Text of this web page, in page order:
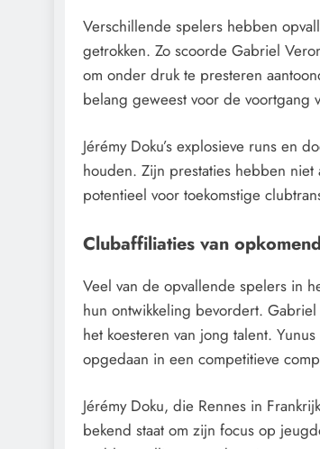
Verschillende spelers hebben
getrokken. Zo scoorde Gabriel
om onder druk te presteren
belang geweest voor de voortgang
Jérémy Doku’s explosieve runs en
houden. Zijn prestaties hebben
potentieel voor toekomstige
Clubaffiliaties van
Veel van de opvallende spelers in
hun ontwikkeling bevordert.
het koesteren van jong talent.
opgedaan in een competitieve
Jérémy Doku, die Rennes in
bekend staat om zijn focus op